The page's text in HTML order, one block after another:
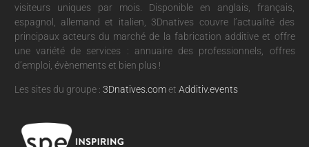
visiteurs uniques par mois. Disponible en anglais, français,
espagnol, allemand et italien, 3Dnatives couvre l’actualité des
principaux acteurs du marché de la fabrication additive et offre
une variété de services : annuaire des professionnels, offres
d’emploi, évènements et bien plus !
Les sites du groupe : 3Dnatives.comet Additiv.events